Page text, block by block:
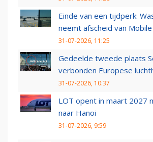
Einde van een tijdperk:
neemt afscheid van
31-07-2026, 11:25
Gedeelde tweede plaats
verbonden Europese
31-07-2026, 10:37
LOT opent in maart 2027
naar Hanoi
31-07-2026, 9:59